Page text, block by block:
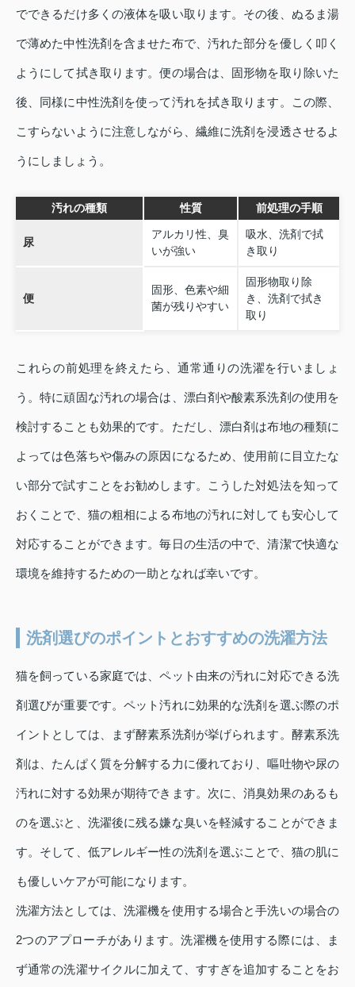
でできるだけ多くの液体を吸い取ります。その後、ぬるま湯
で薄めた中性洗剤を含ませた布で、汚れた部分を優しく叩く
ようにして拭き取ります。便の場合は、固形物を取り除いた
後、同様に中性洗剤を使って汚れを拭き取ります。この際、
こすらないように注意しながら、繊維に洗剤を浸透させるよ
うにしましょう。
汚れの種類 性質 前処理の手順
尿
アルカリ性、臭
いが強い
吸水、洗剤で拭
き取り
便
固形、色素や細
菌が残りやすい
固形物取り除
き、洗剤で拭き
取り
これらの前処理を終えたら、通常通りの洗濯を行いましょ
う。特に頑固な汚れの場合は、漂白剤や酸素系洗剤の使用を
検討することも効果的です。ただし、漂白剤は布地の種類に
よっては色落ちや傷みの原因になるため、使用前に目立たな
い部分で試すことをお勧めします。こうした対処法を知って
おくことで、猫の粗相による布地の汚れに対しても安心して
対応することができます。毎日の生活の中で、清潔で快適な
環境を維持するための一助となれば幸いです。
洗剤選びのポイントとおすすめの洗濯方法
猫を飼っている家庭では、ペット由来の汚れに対応できる洗
剤選びが重要です。ペット汚れに効果的な洗剤を選ぶ際のポ
イントとしては、まず酵素系洗剤が挙げられます。酵素系洗
剤は、たんぱく質を分解する力に優れており、嘔吐物や尿の
汚れに対する効果が期待できます。次に、消臭効果のあるも
のを選ぶと、洗濯後に残る嫌な臭いを軽減することができま
す。そして、低アレルギー性の洗剤を選ぶことで、猫の肌に
も優しいケアが可能になります。
洗濯方法としては、洗濯機を使用する場合と手洗いの場合の
2つのアプローチがあります。洗濯機を使用する際には、ま
ず通常の洗濯サイクルに加えて、すすぎを追加することをお